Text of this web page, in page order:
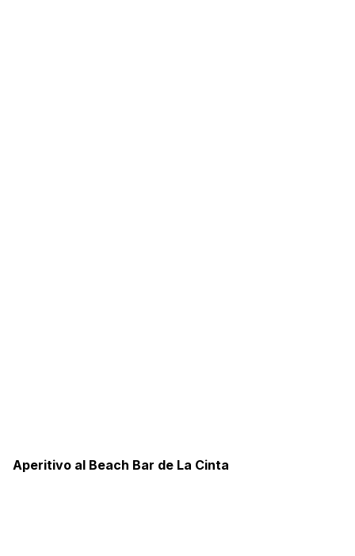
Aperitivo al Beach Bar de La Cinta